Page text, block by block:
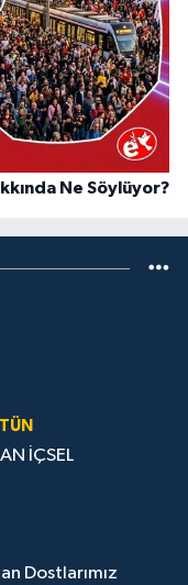
Ne Söylüyor?
İÇSEL
Dostlarımız